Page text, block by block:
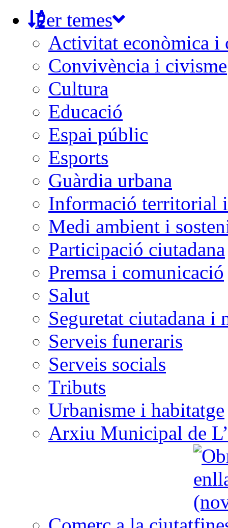
Per temes
Activitat econòmica i
Convivència i civisme
Cultura
Educació
Espai públic
Esports
Guàrdia urbana
Informació territorial
Medi ambient i
Participació ciutadana
Premsa i comunicació
Salut
Seguretat ciutadana i
Serveis funeraris
Serveis socials
Tributs
Urbanisme i habitatge
Arxiu Municipal de